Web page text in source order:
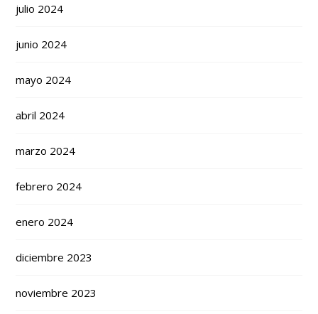
julio 2024
junio 2024
mayo 2024
abril 2024
marzo 2024
febrero 2024
enero 2024
diciembre 2023
noviembre 2023